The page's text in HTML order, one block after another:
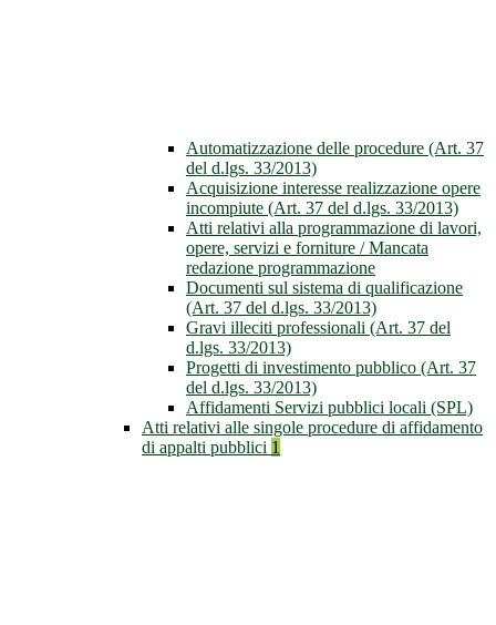
Automatizzazione delle procedure (Art. 37
del d.lgs. 33/2013)
Acquisizione interesse realizzazione opere
incompiute (Art. 37 del d.lgs. 33/2013)
Atti relativi alla programmazione di lavori,
opere, servizi e forniture / Mancata
redazione programmazione
Documenti sul sistema di qualificazione
(Art. 37 del d.lgs. 33/2013)
Gravi illeciti professionali (Art. 37 del
d.lgs. 33/2013)
Progetti di investimento pubblico (Art. 37
del d.lgs. 33/2013)
Affidamenti Servizi pubblici locali (SPL)
Atti relativi alle singole procedure di affidamento
di appalti pubblici 1